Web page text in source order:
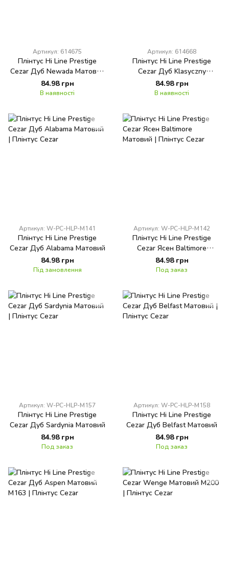
Артикул: 614675
Плінтус Hi Line Prestige
Cezar Дуб Newada Матовий
M126
84.98 грн
В наявності
Артикул: 614668
Плінтус Hi Line Prestige
Cezar Дуб Klasyczny
Матовий M135
84.98 грн
В наявності
Артикул: W-PC-HLP-M141
Плінтус Hi Line Prestige
Cezar Дуб Alabama Матовий
84.98 грн
Під замовлення
Артикул: W-PC-HLP-M142
Плінтус Hi Line Prestige
Cezar Ясен Baltimore
Матовий
84.98 грн
Под заказ
Артикул: W-PC-HLP-M157
Плінтус Hi Line Prestige
Cezar Дуб Sardynia Матовий
84.98 грн
Под заказ
Артикул: W-PC-HLP-M158
Плінтус Hi Line Prestige
Cezar Дуб Belfast Матовий
84.98 грн
Под заказ